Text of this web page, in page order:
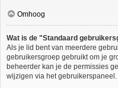
Omhoog
Wat is de "Standaard
Als je lid bent van meerdere
gebruikersgroep gebruikt om je
beheerder kan je de permissies
wijzigen via het gebruikerspaneel.